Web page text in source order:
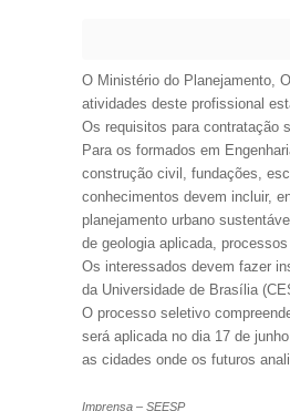
O Ministério do Planejamento,
atividades deste profissional
Os requisitos para contratação
Para os formados em
construção civil, fundações,
conhecimentos devem incluir,
planejamento urbano
de geologia aplicada,
Os interessados devem fazer
da Universidade de Brasília
O processo seletivo
será aplicada no dia 17 de
as cidades onde os futuros
Imprensa – SEESP